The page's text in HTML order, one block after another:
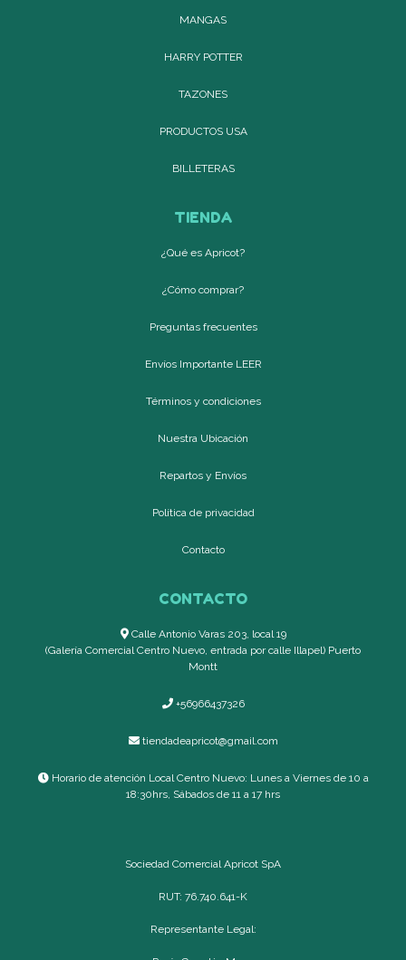
MANGAS
HARRY POTTER
TAZONES
PRODUCTOS USA
BILLETERAS
TIENDA
¿Qué es Apricot?
¿Cómo comprar?
Preguntas frecuentes
Envíos Importante LEER
Términos y condiciones
Nuestra Ubicación
Repartos y Envíos
Política de privacidad
Contacto
CONTACTO
Calle Antonio Varas 203, local 19
(Galería Comercial Centro Nuevo, entrada por calle Illapel) Puerto
Montt
+56966437326
tiendadeapricot@gmail.com
Horario de atención Local Centro Nuevo: Lunes a Viernes de 10 a
18:30hrs, Sábados de 11 a 17 hrs
Sociedad Comercial Apricot SpA
RUT: 76.740.641-K
Representante Legal: